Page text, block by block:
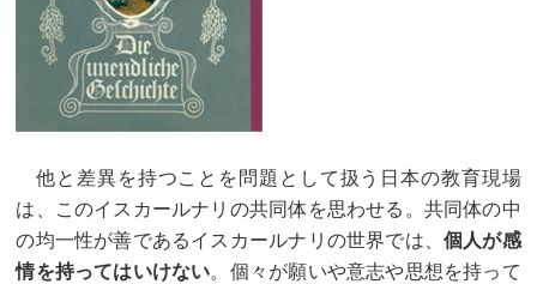
他と差異を持つことを問題として扱う日本の教育現場
は、このイスカールナリの共同体を思わせる。共同体の中
の均一性が善であるイスカールナリの世界では、 個人が感
情を持ってはいけない。個々が願いや意志や思想を持って